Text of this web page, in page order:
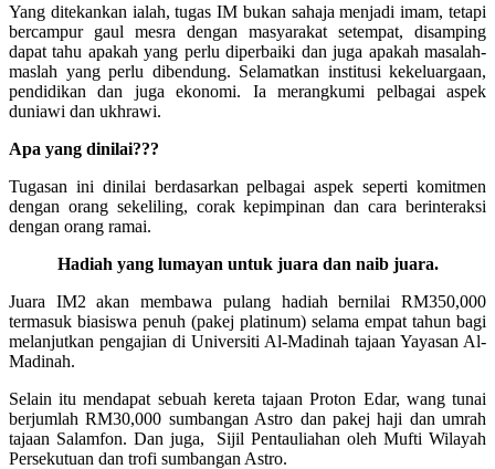
Yang ditekankan ialah, tugas IM bukan sahaja menjadi imam, tetapi
bercampur gaul mesra dengan masyarakat setempat, disamping
dapat tahu apakah yang perlu diperbaiki dan juga apakah masalah-
maslah yang perlu dibendung. Selamatkan institusi kekeluargaan,
pendidikan dan juga ekonomi. Ia merangkumi pelbagai aspek
duniawi dan ukhrawi.
Apa yang dinilai???
Tugasan ini dinilai berdasarkan pelbagai aspek seperti komitmen
dengan orang sekeliling, corak kepimpinan dan cara berinteraksi
dengan orang ramai.
Hadiah yang lumayan untuk juara dan naib juara.
Juara IM2 akan membawa pulang hadiah bernilai RM350,000
termasuk biasiswa penuh (pakej platinum) selama empat tahun bagi
melanjutkan pengajian di Universiti Al-Madinah tajaan Yayasan Al-
Madinah.
Selain itu mendapat sebuah kereta tajaan Proton Edar, wang tunai
berjumlah RM30,000 sumbangan Astro dan pakej haji dan umrah
tajaan Salamfon. Dan juga, Sijil Pentauliahan oleh Mufti Wilayah
Persekutuan dan trofi sumbangan Astro.